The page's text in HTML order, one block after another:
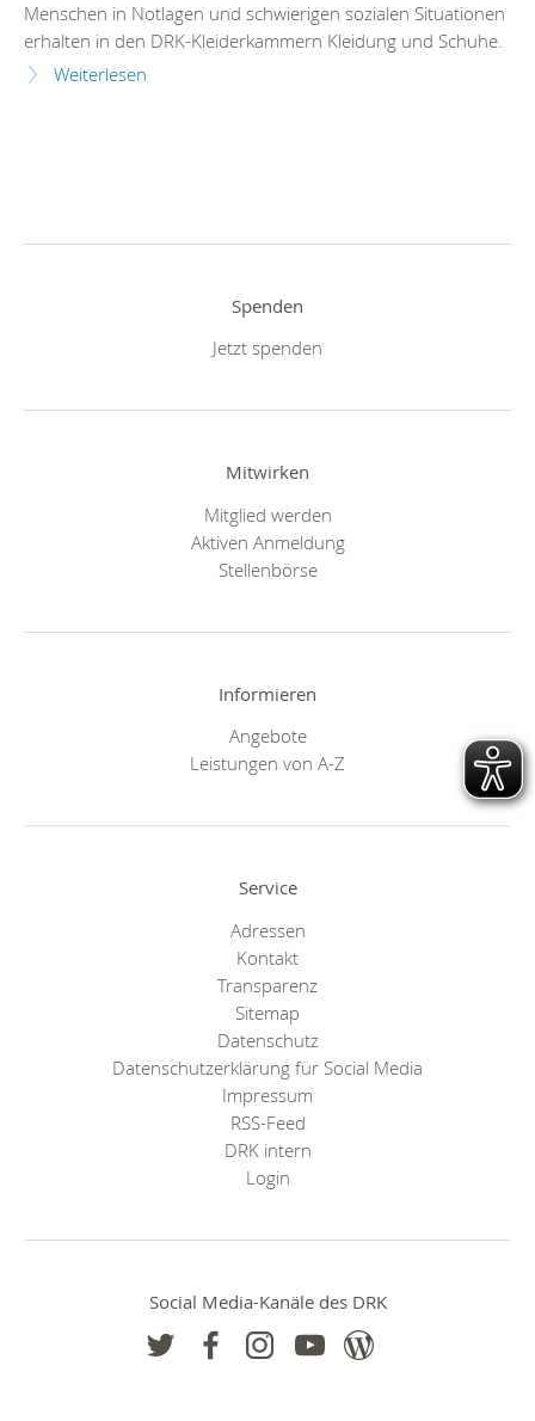
Menschen in Notlagen und schwierigen sozialen Situationen
erhalten in den DRK-Kleiderkammern Kleidung und Schuhe.
Weiterlesen
Spenden
Jetzt spenden
Mitwirken
Mitglied werden
Aktiven Anmeldung
Stellenbörse
Informieren
Angebote
Leistungen von A-Z
Service
Adressen
Kontakt
Transparenz
Sitemap
Datenschutz
Datenschutzerklärung für Social Media
Impressum
RSS-Feed
DRK intern
Login
Social Media-Kanäle des DRK